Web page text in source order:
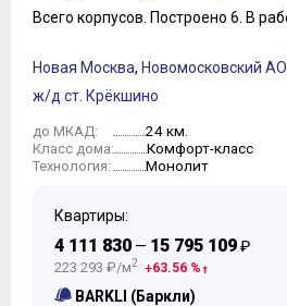
Всего корпусов. Построено 6. В
Новая Москва, Новомосковский АО
ж/д ст. Крёкшино
до МКАД: 24 км.
Класс дома: Комфорт-класс
Технология: Монолит
Квартиры:
4 111 830 — 15 795 109₽
223 293 ₽/м2 63.56 %
BARKLI (Баркли)